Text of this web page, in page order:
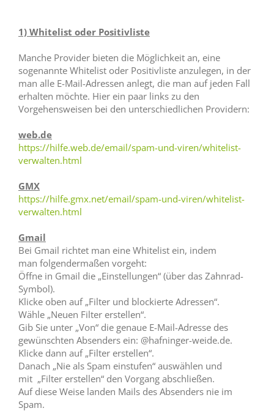
1) Whitelist oder Positivliste
Manche Provider bieten die Möglichkeit an, eine
sogenannte Whitelist oder Positivliste anzulegen, in der
man alle E-Mail-Adressen anlegt, die man auf jeden Fall
erhalten möchte. Hier ein paar links zu den
Vorgehensweisen bei den unterschiedlichen Providern:
web.de
https://hilfe.web.de/email/spam-und-viren/whitelist-
verwalten.html
GMX
https://hilfe.gmx.net/email/spam-und-viren/whitelist-
verwalten.html
Gmail
Bei Gmail richtet man eine Whitelist ein, indem
man folgendermaßen vorgeht:
Öffne in Gmail die „Einstellungen“ (über das Zahnrad-
Symbol).
Klicke oben auf „Filter und blockierte Adressen“.
Wähle „Neuen Filter erstellen“.
Gib Sie unter „Von“ die genaue E-Mail-Adresse des
gewünschten Absenders ein: @hafninger-weide.de.
Klicke dann auf „Filter erstellen“.
Danach „Nie als Spam einstufen“ auswählen und
mit „Filter erstellen“ den Vorgang abschließen.
Auf diese Weise landen Mails des Absenders nie im
Spam.